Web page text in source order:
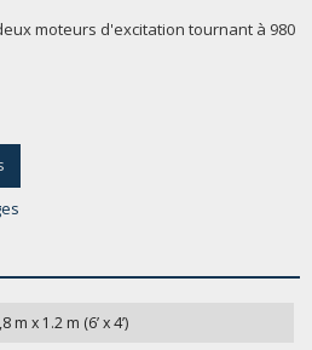
moteurs d'excitation tournant à 980
m x 1.2 m (6’ x 4’)